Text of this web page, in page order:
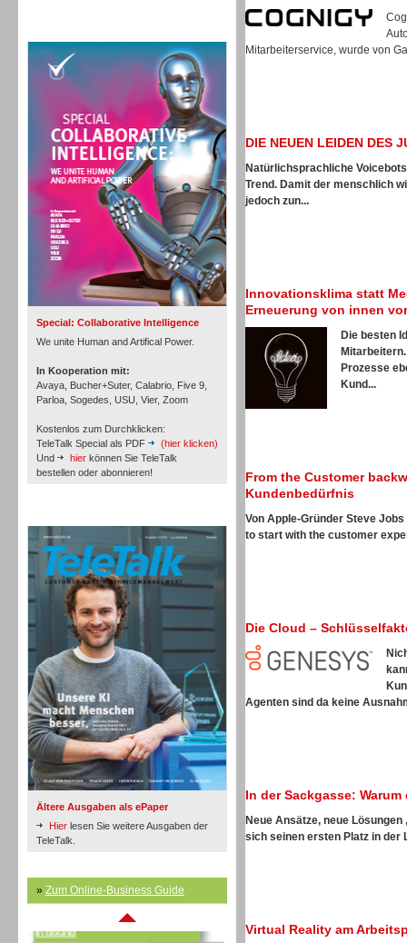
Special: Collaborative Intelligence
We unite Human and Artifical Power.
In Kooperation mit:
Avaya, Bucher+Suter, Calabrio, Five 9,
Parloa, Sogedes, USU, Vier, Zoom
Kostenlos zum Durchklicken:
TeleTalk Special als PDF
(hier klicken)
Und
hier können Sie TeleTalk
bestellen oder abonnieren!
Ältere Ausgaben als ePaper
Hier lesen Sie weitere Ausgaben der
TeleTalk.
» Zum Online-Business Guide
Personal
Inbound
Inbound
Inbound
Mitarbeiterservice, wurde von
DIE NEUEN LEIDEN DES
Natürlichsprachliche
Trend. Damit der menschlich
jedoch zun...
Innovationsklima statt
Erneuerung von innen
Die besten
Prozesse
Kund...
From the Customer
Kundenbedürfnis
Von Apple-Gründer Steve
to start with the customer
Die Cloud –
Agenten sind da keine
In der Sackgasse:
Neue Ansätze, neue Lösungen
sich seinen ersten Platz in der
Virtual Reality am